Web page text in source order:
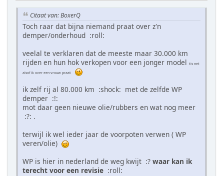
Citaat van: BoxerQ
Toch raar dat bijna niemand praat over z'n
demper/onderhoud :roll:
veelal te verklaren dat de meeste maar 30.000 km
rijden en hun hok verkopen voor een jonger model tis net
alsof ik over een vrouw praat
ik zelf rij al 80.000 km :shock: met de zelfde WP
demper :!:
mot daar geen nieuwe olie/rubbers en wat nog meer
:?: .
terwijl ik wel ieder jaar de voorpoten verwen ( WP
veren/olie)
WP is hier in nederland de weg kwijt :? waar kan ik
terecht voor een revisie :roll: